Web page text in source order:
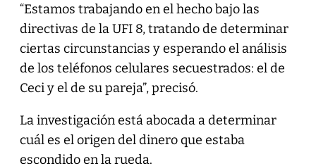
“Estamos trabajando en el hecho bajo las
directivas de la UFI 8, tratando de determinar
ciertas circunstancias y esperando el análisis
de los teléfonos celulares secuestrados: el de
Ceci y el de su pareja”, precisó.
La investigación está abocada a determinar
cuál es el origen del dinero que estaba
escondido en la rueda.